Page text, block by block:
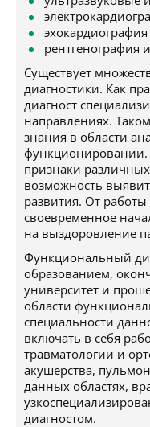
эхокардиография
рентгенография
Существует
диагностики. Как
диагност
направлениях.
знания в области
функционировании.
признаки
возможность
развития. От работы
своевременное
на выздоровление
Функциональный
образованием,
университет и
области
специальности
включать в себя
травматологии и
акушерства,
данных областях,
диагностом.